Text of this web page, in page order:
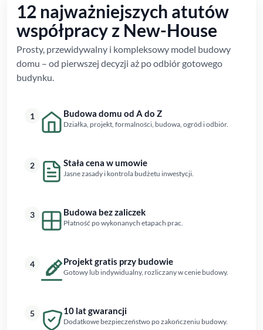
12 najważniejszych atutów
współpracy z New-House
Prosty, przewidywalny i kompleksowy model budowy
domu – od pierwszej decyzji aż po odbiór gotowego
budynku.
1 Budowa domu od A do Z
Działka, projekt, formalności, budowa, ogród i odbiór.
2 Stała cena w umowie
Jasne zasady i kontrola budżetu inwestycji.
3 Budowa bez zaliczek
Płatność po wykonanych etapach prac.
4 Projekt gratis przy budowie
Gotowy lub indywidualny, rozliczany w cenie budowy.
5 10 lat gwarancji
Dodatkowe bezpieczeństwo po zakończeniu budowy.